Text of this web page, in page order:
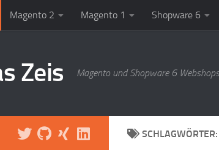
Magento 2 Magento 1 Shopware 6
Zeis Magento und Shopware 6
SCHLAGWÖRTER: